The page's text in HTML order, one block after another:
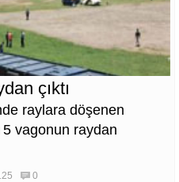
çıktı
raylara döşenen
5 vagonun raydan
0